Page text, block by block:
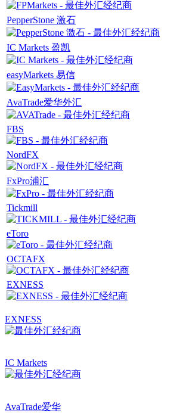
PepperStone 激石
IC Markets 盈凯
easyMarkets 易信
AvaTrade爱华外汇
FBS
NordFX
FxPro浦汇
Tickmill
eToro
OCTAFX
EXNESS
EXNESS
IC Markets
AvaTrade爱华